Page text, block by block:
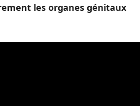
les organes génitaux